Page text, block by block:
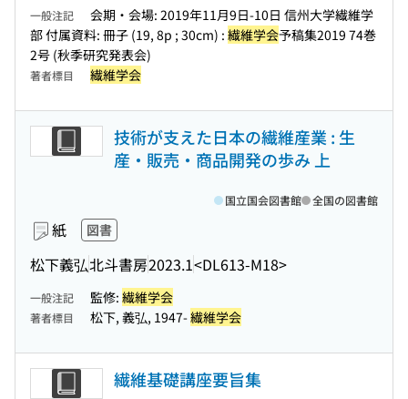
一般注記
会期・会場: 2019年11月9日-10日 信州大学繊維学
部 付属資料: 冊子 (19, 8p ; 30cm) : 繊維学会予稿集2019 74巻
2号 (秋季研究発表会)
著者標目 繊維学会
技術が支えた日本の繊維産業 : 生
産・販売・商品開発の歩み 上
紙 図書
松下義弘北斗書房2023.1<DL613-M18>
国立国会図書館 全国の図書館
一般注記 監修: 繊維学会
著者標目 松下, 義弘, 1947-繊維学会
繊維基礎講座要旨集